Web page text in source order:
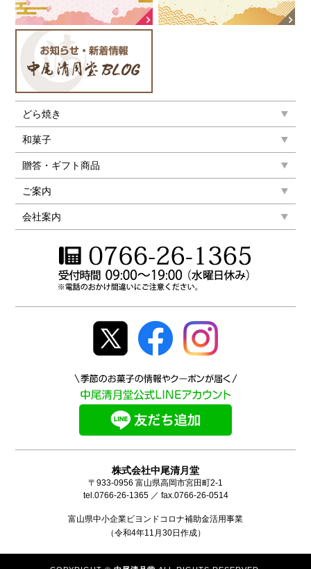
どら焼き
和菓子
贈答・ギフト商品
ご案内
会社案内
株式会社中尾清月堂
〒933-0956 富山県高岡市宮田町2-1
tel.0766-26-1365 ／ fax.0766-26-0514
富山県中小企業ビヨンドコロナ補助金活用事業
（令和4年11月30日作成）